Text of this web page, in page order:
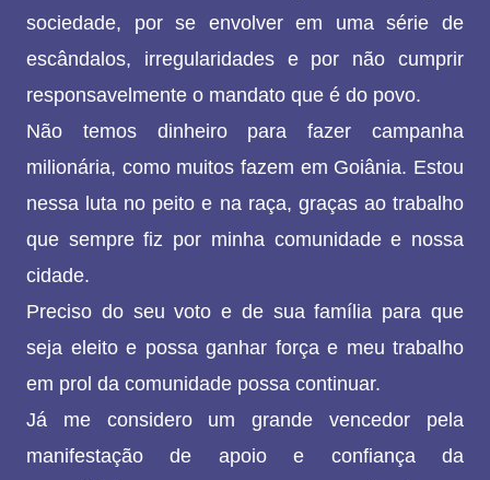
sociedade, por se envolver em uma série de
escândalos, irregularidades e por não cumprir
responsavelmente o mandato que é do povo.
Não temos dinheiro para fazer campanha
milionária, como muitos fazem em Goiânia. Estou
nessa luta no peito e na raça, graças ao trabalho
que sempre fiz por minha comunidade e nossa
cidade.
Preciso do seu voto e de sua família para que
seja eleito e possa ganhar força e meu trabalho
em prol da comunidade possa continuar.
Já me considero um grande vencedor pela
manifestação de apoio e confiança da